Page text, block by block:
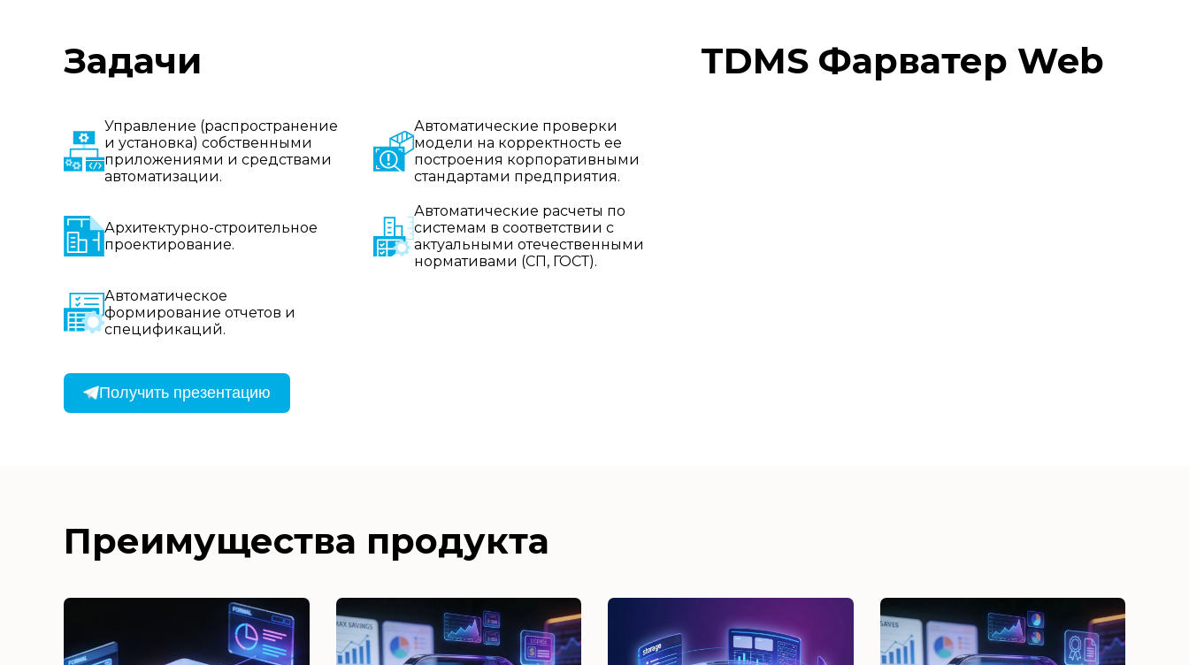
Задачи
Управление (распространение
и установка) собственными
приложениями и средствами
автоматизации.
Автоматические проверки
модели на корректность ее
построения корпоративными
стандартами предприятия.
Архитектурно-строительное
проектирование.
Автоматические расчеты по
системам в соответствии с
актуальными отечественными
нормативами (СП, ГОСТ).
Автоматическое
формирование отчетов и
спецификаций.
Получить презентацию
TDMS Фарватер Web
Преимущества продукта